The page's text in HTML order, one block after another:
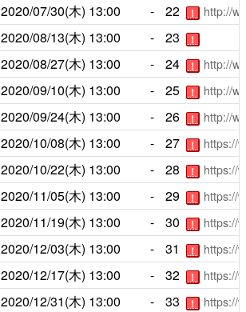
2020/07/30(木) 13:00 - 22 ！ http://
2020/08/13(木) 13:00 - 23 ！
2020/08/27(木) 13:00 - 24 ！ http://
2020/09/10(木) 13:00 - 25 ！ http://
2020/09/24(木) 13:00 - 26 ！ http://
2020/10/08(木) 13:00 - 27 ！ https://
2020/10/22(木) 13:00 - 28 ！ https://
2020/11/05(木) 13:00 - 29 ！ https://
2020/11/19(木) 13:00 - 30 ！ https://
2020/12/03(木) 13:00 - 31 ！ https://
2020/12/17(木) 13:00 - 32 ！ https://
2020/12/31(木) 13:00 - 33 ！ https://